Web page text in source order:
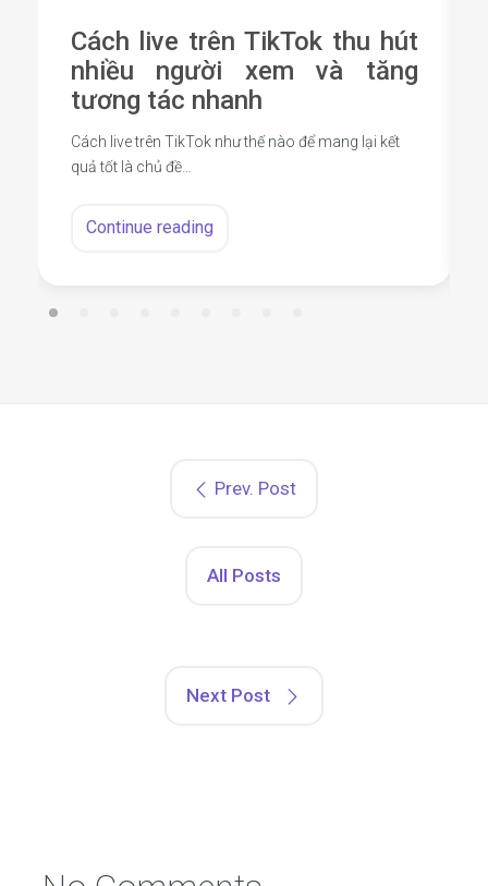
Cách live trên TikTok thu hút
nhiều người xem và tăng
tương tác nhanh
Cách live trên TikTok như thế nào để mang lại kết
quả tốt là chủ đề…
Continue reading
Prev. Post
All Posts
Next Post